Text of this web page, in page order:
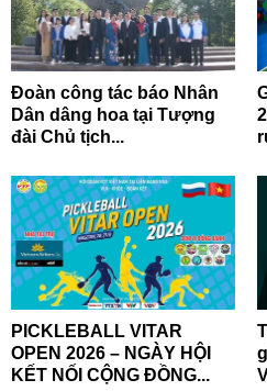
Đoàn công tác báo Nhân
Dân dâng hoa tại Tượng
đài Chủ tịch...
PICKLEBALL VITAR
OPEN 2026 – NGÀY HỘI
KẾT NỐI CỘNG ĐỒNG...